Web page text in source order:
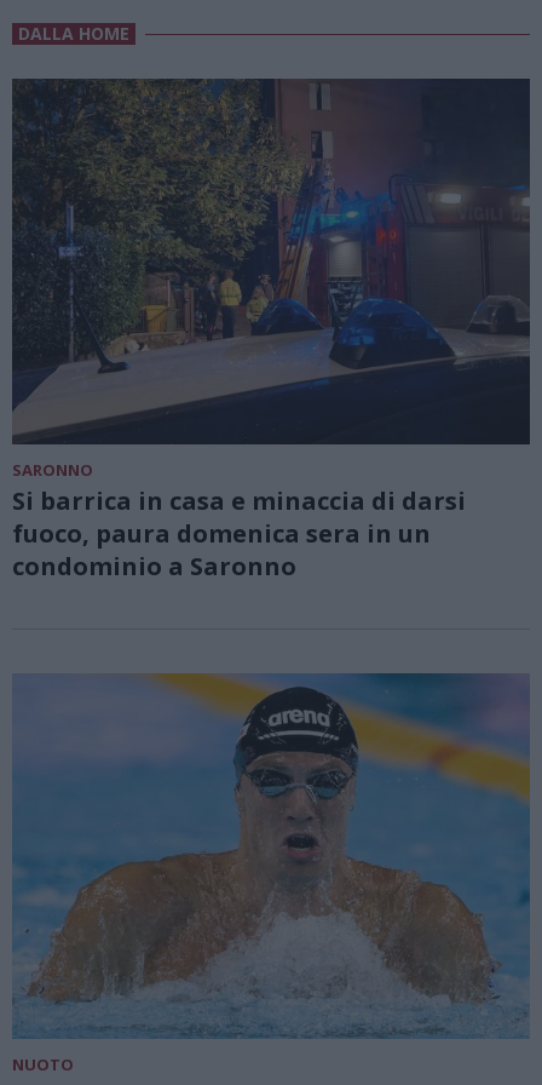
DALLA HOME
SARONNO
Si barrica in casa e minaccia di darsi
fuoco, paura domenica sera in un
condominio a Saronno
NUOTO